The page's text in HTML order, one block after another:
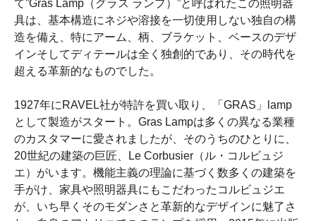
て”Gras Lamp（グラス ランプ）”と呼ばれたこの照明器
具は、基本構造にネジや溶接を一切使用しない独自の構
造を備え、特にアーム、柄、ブラケット、ベースのデザ
インそしてディテールは全く独創的であり、その時代を
超える革新的なものでした。
1927年にRAVEL社が特許を買い取り、「GRAS」lamp
として製造がスタート。Gras Lampは多くの異なる業種
のカスタマーに愛されましたが、そのうちのひとりに、
20世紀の建築の巨匠、Le Corbusier（ル・コルビュジ
エ）がいます。機能主義の理論に基づく数多くの建築を
手がけ、家具や照明器具にもこだわったコルビュジエ
が、いち早くそのモダンさと革新的なデザインに魅了さ